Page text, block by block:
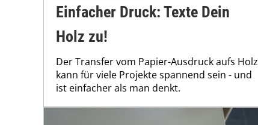
Einfacher Druck: Texte Dein
Holz zu!
Der Transfer vom Papier-Ausdruck aufs Holz
kann für viele Projekte spannend sein - und
ist einfacher als man denkt.